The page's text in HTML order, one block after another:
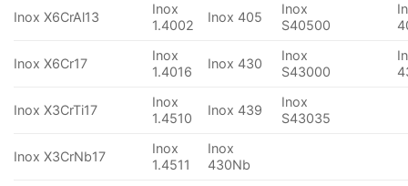
Inox X6CrAl13
Inox
1.4002
Inox 405
Inox
S40500
Inox X6Cr17
Inox
1.4016
Inox 430
Inox
S43000
Inox X3CrTi17
Inox
1.4510
Inox 439
Inox
S43035
Inox X3CrNb17
Inox
1.4511
Inox
430Nb